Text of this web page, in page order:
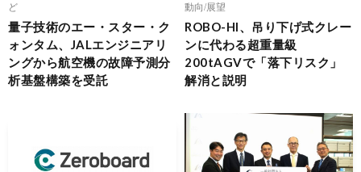
ど
量子技術のエー・スター・ク
ォンタム、JALエンジニアリ
ングから航空機の故障予測分
析基盤構築を受託
動向/展望
ROBO-HI、吊り下げ式クレー
ンに代わる超重量級
200tAGVで「落下リスク」
解消と説明